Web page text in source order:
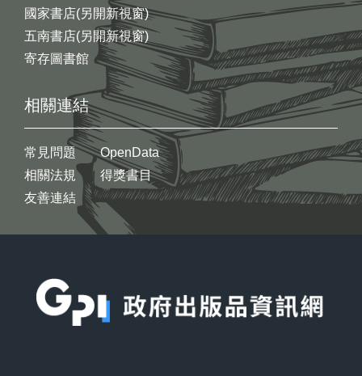
國家書店(另開新視窗)
五南書店(另開新視窗)
寄存圖書館
相關連結
常見問題
相關法規
友善連結
OpenData
得獎書目